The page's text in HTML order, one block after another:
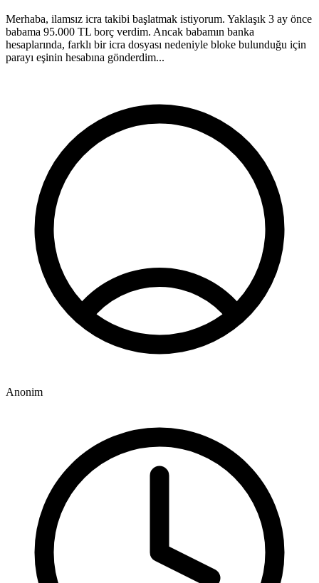
Merhaba, ilamsız icra takibi başlatmak istiyorum. Yaklaşık 3 ay önce
babama 95.000 TL borç verdim. Ancak babamın banka
hesaplarında, farklı bir icra dosyası nedeniyle bloke bulunduğu için
parayı eşinin hesabına gönderdim...
Anonim